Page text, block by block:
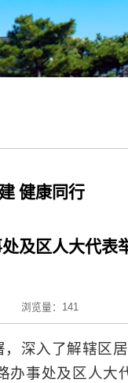
健康同行
及区人大代表
浏览量： 141
深入了解辖区
事处及区人